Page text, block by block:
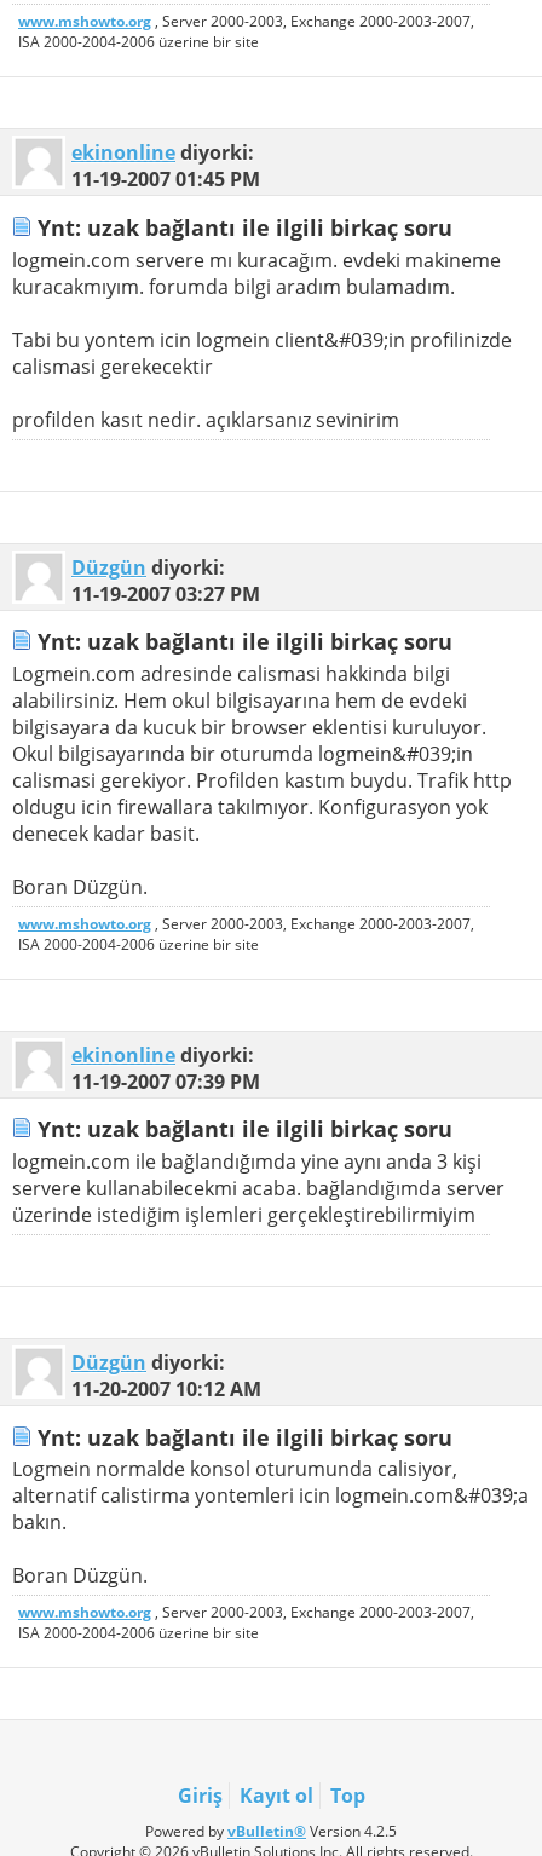
www.mshowto.org , Server 2000-2003, Exchange 2000-2003-2007,
ISA 2000-2004-2006 üzerine bir site
ekinonlinediyorki:
11-19-200701:45 PM
Ynt: uzak bağlantı ile ilgili birkaç soru
logmein.com servere mı kuracağım. evdeki makineme
kuracakmıyım. forumda bilgi aradım bulamadım.
Tabi bu yontem icin logmein client&#039;in profilinizde
calismasi gerekecektir
profilden kasıt nedir. açıklarsanız sevinirim
Düzgün diyorki:
11-19-200703:27 PM
Ynt: uzak bağlantı ile ilgili birkaç soru
Logmein.com adresinde calismasi hakkinda bilgi
alabilirsiniz. Hem okul bilgisayarına hem de evdeki
bilgisayara da kucuk bir browser eklentisi kuruluyor.
Okul bilgisayarında bir oturumda logmein&#039;in
calismasi gerekiyor. Profilden kastım buydu. Trafik http
oldugu icin firewallara takılmıyor. Konfigurasyon yok
denecek kadar basit.
Boran Düzgün.
www.mshowto.org , Server 2000-2003, Exchange 2000-2003-2007,
ISA 2000-2004-2006 üzerine bir site
ekinonlinediyorki:
11-19-200707:39 PM
Ynt: uzak bağlantı ile ilgili birkaç soru
logmein.com ile bağlandığımda yine aynı anda 3 kişi
servere kullanabilecekmi acaba. bağlandığımda server
üzerinde istediğim işlemleri gerçekleştirebilirmiyim
Düzgün diyorki:
11-20-2007 10:12 AM
Ynt: uzak bağlantı ile ilgili birkaç soru
Logmein normalde konsol oturumunda calisiyor,
alternatif calistirma yontemleri icin logmein.com&#039;a
bakın.
Boran Düzgün.
www.mshowto.org , Server 2000-2003, Exchange 2000-2003-2007,
ISA 2000-2004-2006 üzerine bir site
Giriş Kayıt ol Top
Powered byvBulletin®Version 4.2.5